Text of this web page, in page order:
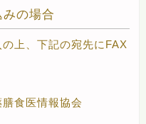
の場合
上、下記の宛先にFAX
食医情報協会